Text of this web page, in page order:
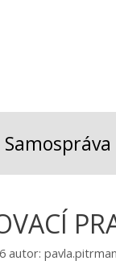
Samospráva
autor: